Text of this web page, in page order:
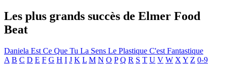
Les plus grands succès de Elmer Food
Beat
Daniela Est Ce Que Tu La Sens Le Plastique C'est Fantastique
A B C D E F G H I J K L M N O P Q R S T U V W X Y Z 0-9